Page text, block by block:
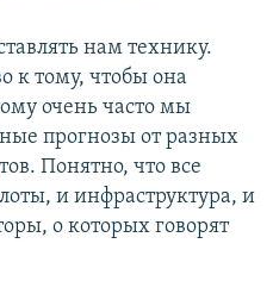
нам технику.
к тому, чтобы она
очень часто мы
прогнозы от разных
Понятно, что все
и инфраструктура, и
о которых говорят